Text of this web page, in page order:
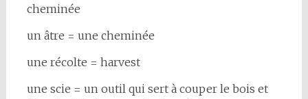
cheminée
un âtre = une cheminée
une récolte = harvest
une scie = un outil qui sert à couper le bois et